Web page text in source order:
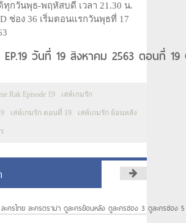
กวันพุธ-พฤหัสบดี เวลา 21.30 น.
ช่อง 36 เริ่มตอนแรกวันพุธที่ 17
EP.19 วันที่ 19 สิงหาคม 2563 ตอนที่
Rak Episode 19 เล่ห์เกมรัก
เล่ห์เกมรัก ตอนที่ 19 เล่ห์เกมรัก ย้อนหลัง
ะครไทย ละครดราม่า ดูละครย้อนหลัง ดูละครช่อง 3 ดูละครช่อง